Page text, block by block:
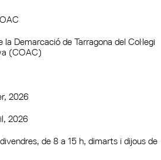
Demarcació de Tarragona del Col·legi
(COAC)
2026
2026
de 8 a 15 h, dimarts i dijous de